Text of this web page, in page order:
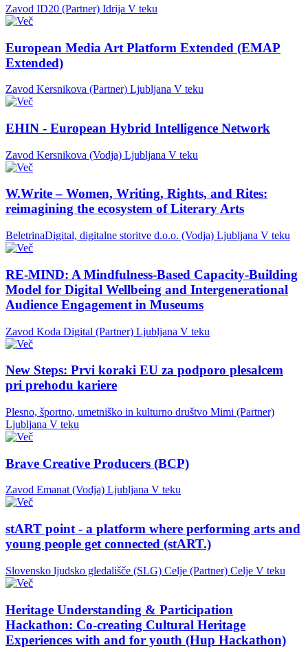
Zavod ID20 (Partner) Idrija V teku
European Media Art Platform Extended (EMAP
Extended)
Zavod Kersnikova (Partner) Ljubljana V teku
EHIN - European Hybrid Intelligence Network
Zavod Kersnikova (Vodja) Ljubljana V teku
W.Write – Women, Writing, Rights, and Rites:
reimagining the ecosystem of Literary Arts
BeletrinaDigital, digitalne storitve d.o.o. (Vodja) Ljubljana V teku
RE-MIND: A Mindfulness-Based Capacity-Building
Model for Digital Wellbeing and Intergenerational
Audience Engagement in Museums
Zavod Koda Digital (Partner) Ljubljana V teku
New Steps: Prvi koraki EU za podporo plesalcem
pri prehodu kariere
Plesno, športno, umetniško in kulturno društvo Mimi (Partner)
Ljubljana V teku
Brave Creative Producers (BCP)
Zavod Emanat (Vodja) Ljubljana V teku
stART point - a platform where performing arts and
young people get connected (stART.)
Slovensko ljudsko gledališče (SLG) Celje (Partner) Celje V teku
Heritage Understanding & Participation
Hackathon: Co-creating Cultural Heritage
Experiences with and for youth (Hup Hackathon)